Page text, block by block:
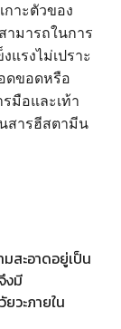
กาะตัวของ
ามารถในการ
แรงไม่เปราะ
ดขอดหรือ
มือและเท้า
สารฮีสตามีน
มสะอาดอยู่เป็น
งมี
วะภายใน